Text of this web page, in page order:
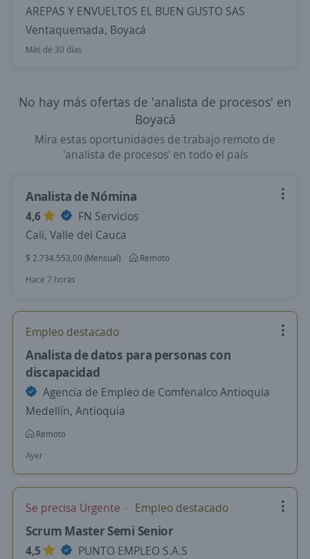
AREPAS Y ENVUELTOS EL BUEN GUSTO SAS
Ventaquemada, Boyacá
Más de 30 días
No hay más ofertas de 'analista de procesos' en
Boyacá
Mira estas oportunidades de trabajo remoto de
'analista de procesos' en todo el país
Analista de Nómina
4,6
FN Servicios
Cali, Valle del Cauca
$ 2.734.553,00 (Mensual)
Remoto
Hace 7 horas
Empleo destacado
Analista de datos para personas con
discapacidad
Agencia de Empleo de Comfenalco Antioquia
Medellín, Antioquia
Remoto
Ayer
Se precisa Urgente Empleo destacado
Scrum Master Semi Senior
4,5
PUNTO EMPLEO S.A.S